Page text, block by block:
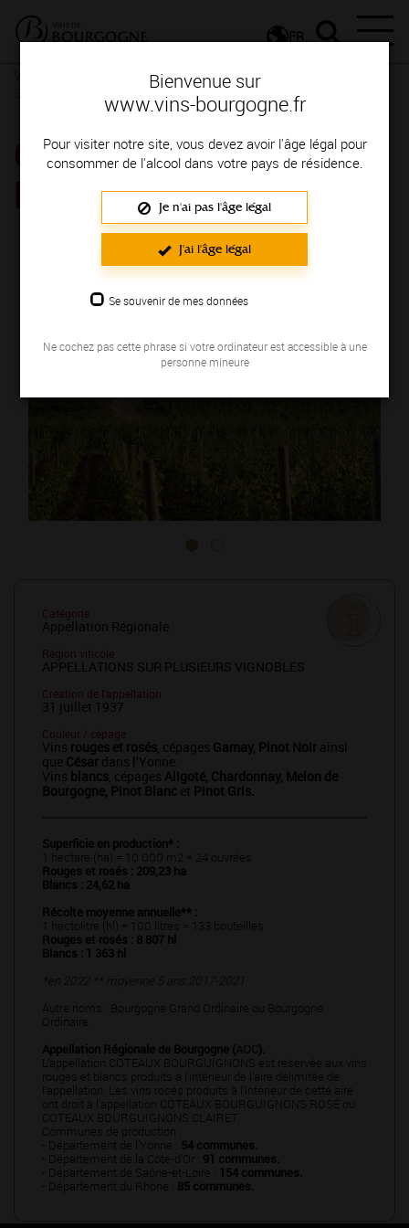
Bienvenue sur
www.vins-bourgogne.fr
Pour visiter notre site, vous devez avoir l'âge légal pour
consommer de l'alcool dans votre pays de résidence.
Je n'ai pas l'âge légal
J'ai l'âge légal
Se souvenir de mes données
Ne cochez pas cette phrase si votre ordinateur est accessible à une
personne mineure
FR
La Bourgogne et ses Appellations
Bourgogne, une localisation privilégiée
COTEAUX
BOURGUIGNONS
Catégorie
Appellation Régionale
Région viticole
APPELLATIONS SUR PLUSIEURS VIGNOBLES
Création de l'appellation
31 juillet 1937
Couleur / cépage
Vins rouges et rosés, cépages Gamay, Pinot Noir ainsi
que César dans l’Yonne.
Vins blancs, cépages Aligoté, Chardonnay, Melon de
Bourgogne, Pinot Blanc et Pinot Gris.
Superficie en production* :
1 hectare (ha) = 10 000 m2 = 24 ouvrées
Rouges et rosés : 209,23 ha
Blancs : 24,62 ha
Récolte moyenne annuelle** :
1 hectolitre (hl) = 100 litres = 133 bouteilles
Rouges et rosés : 8 807 hl
Blancs : 1 363 hl
*en 2022 ** moyenne 5 ans 2017-2021
Autre noms : Bourgogne Grand Ordinaire ou Bourgogne
Ordinaire.
Appellation Régionale de Bourgogne (
).
L’appellation COTEAUX BOURGUIGNONS est réservée aux vins
rouges et blancs produits à l’intérieur de l’aire délimitée de
l’appellation. Les vins rosés produits à l’intérieur de cette aire
ont droit à l’appellation COTEAUX BOURGUIGNONS ROSÉ ou
COTEAUX BOURGUIGNONS CLAIRET.
Communes de production :
- Département de l’Yonne :
54 communes.
- Département de la Côte-d’Or : 91 communes.
- Département de Saône-et-Loire :
154 communes.
- Département du Rhône :
85 communes.